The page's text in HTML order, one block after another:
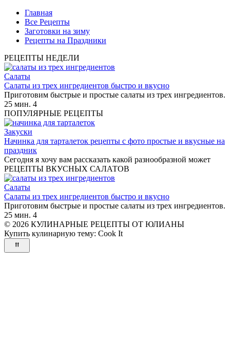
Главная
Все Рецепты
Заготовки на зиму
Рецепты на Праздники
РЕЦЕПТЫ НЕДЕЛИ
Салаты
Салаты из трех ингредиентов быстро и вкусно
Приготовим быстрые и простые салаты из трех ингредиентов.
25 мин. 4
ПОПУЛЯРНЫЕ РЕЦЕПТЫ
Закуски
Начинка для тарталеток рецепты с фото простые и вкусные на
праздник
Сегодня я хочу вам рассказать какой разнообразной может
РЕЦЕПТЫ ВКУСНЫХ САЛАТОВ
Салаты
Салаты из трех ингредиентов быстро и вкусно
Приготовим быстрые и простые салаты из трех ингредиентов.
25 мин. 4
© 2026 КУЛИНАРНЫЕ РЕЦЕПТЫ ОТ ЮЛИАНЫ
Купить кулинарную тему: Cook It